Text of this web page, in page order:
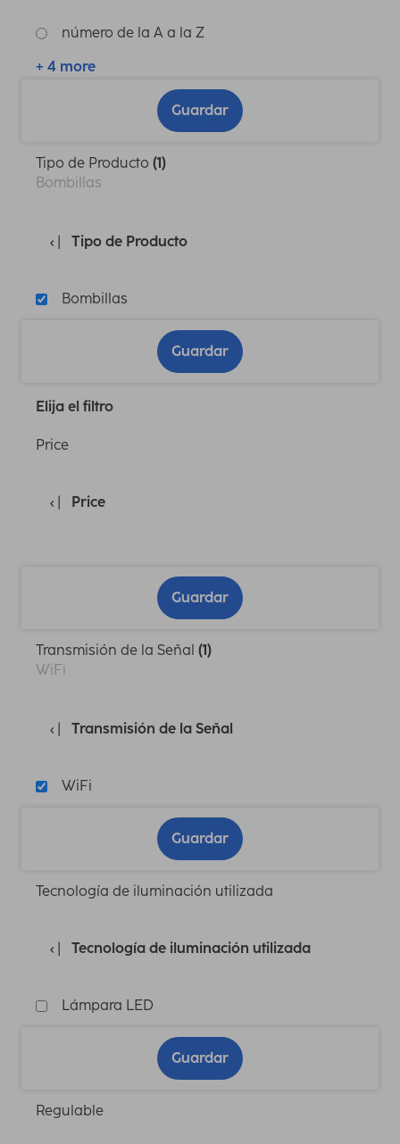
número de la A a la Z
+ 4 more
Guardar
Tipo de Producto (1)
Bombillas
Tipo de Producto
Bombillas
Guardar
Elija el filtro
Price
Price
Guardar
Transmisión de la Señal (1)
WiFi
Transmisión de la Señal
WiFi
Guardar
Tecnología de iluminación utilizada
Tecnología de iluminación utilizada
Lámpara LED
Guardar
Regulable